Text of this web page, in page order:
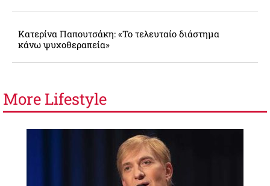
Κατερίνα Παπουτσάκη: «Το τελευταίο διάστημα
κάνω ψυχοθεραπεία»
More Lifestyle